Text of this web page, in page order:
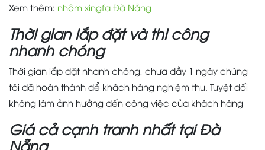
Xem thêm: nhôm xingfa Đà Nẵng
Thời gian lắp đặt và thi công
nhanh chóng
Thời gian lắp đặt nhanh chóng, chưa đầy 1 ngày chúng
tôi đã hoàn thành để khách hàng nghiệm thu. Tuyệt đối
không làm ảnh hưởng đến công việc của khách hàng
Giá cả cạnh tranh nhất tại Đà
Nẵng